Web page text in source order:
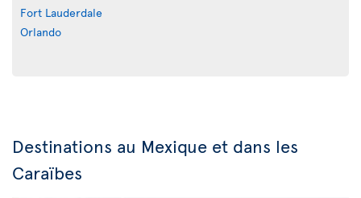
Fort Lauderdale
Orlando
Destinations au Mexique et dans les
Caraïbes